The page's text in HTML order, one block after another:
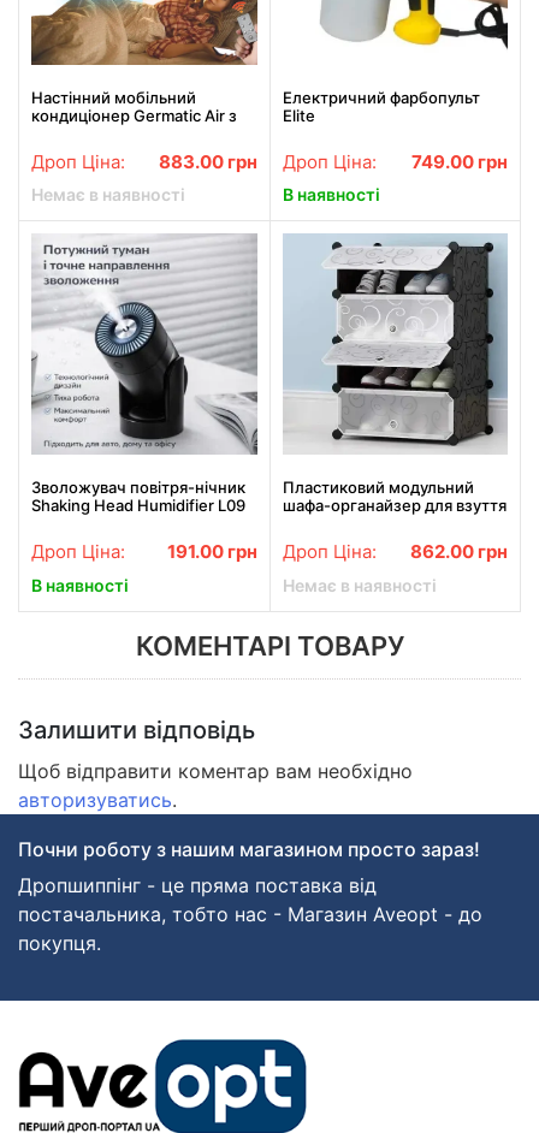
Настінний мобільний
кондиціонер Germatic Air з
керування MODKLI-A
обігрівач
Дроп Ціна: 883.00 грн
Немає в наявності
Електричний фарбопульт
Elite
Дроп Ціна: 749.00 грн
В наявності
Зволожувач повітря-нічник
Shaking Head Humidifier L09
регульованим нахилом, LED-
підсвічування, USB-
живлення
Дроп Ціна: 191.00 грн
В наявності
Пластиковий модульний
шафа-органайзер для взуття
Збірний портативний
органайзер комод
Дроп Ціна: 862.00 грн
Немає в наявності
КОМЕНТАРІ ТОВАРУ
Залишити відповідь
Щоб відправити коментар вам необхідно
авторизуватись.
Почни роботу з нашим магазином просто зараз!
Дропшиппінг - це пряма поставка від
постачальника, тобто нас - Магазин Aveopt - до
покупця.